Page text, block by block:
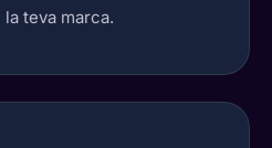
teva marca.